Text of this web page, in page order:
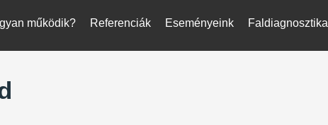
működik? Referenciák Eseményeink Faldiagnosztika